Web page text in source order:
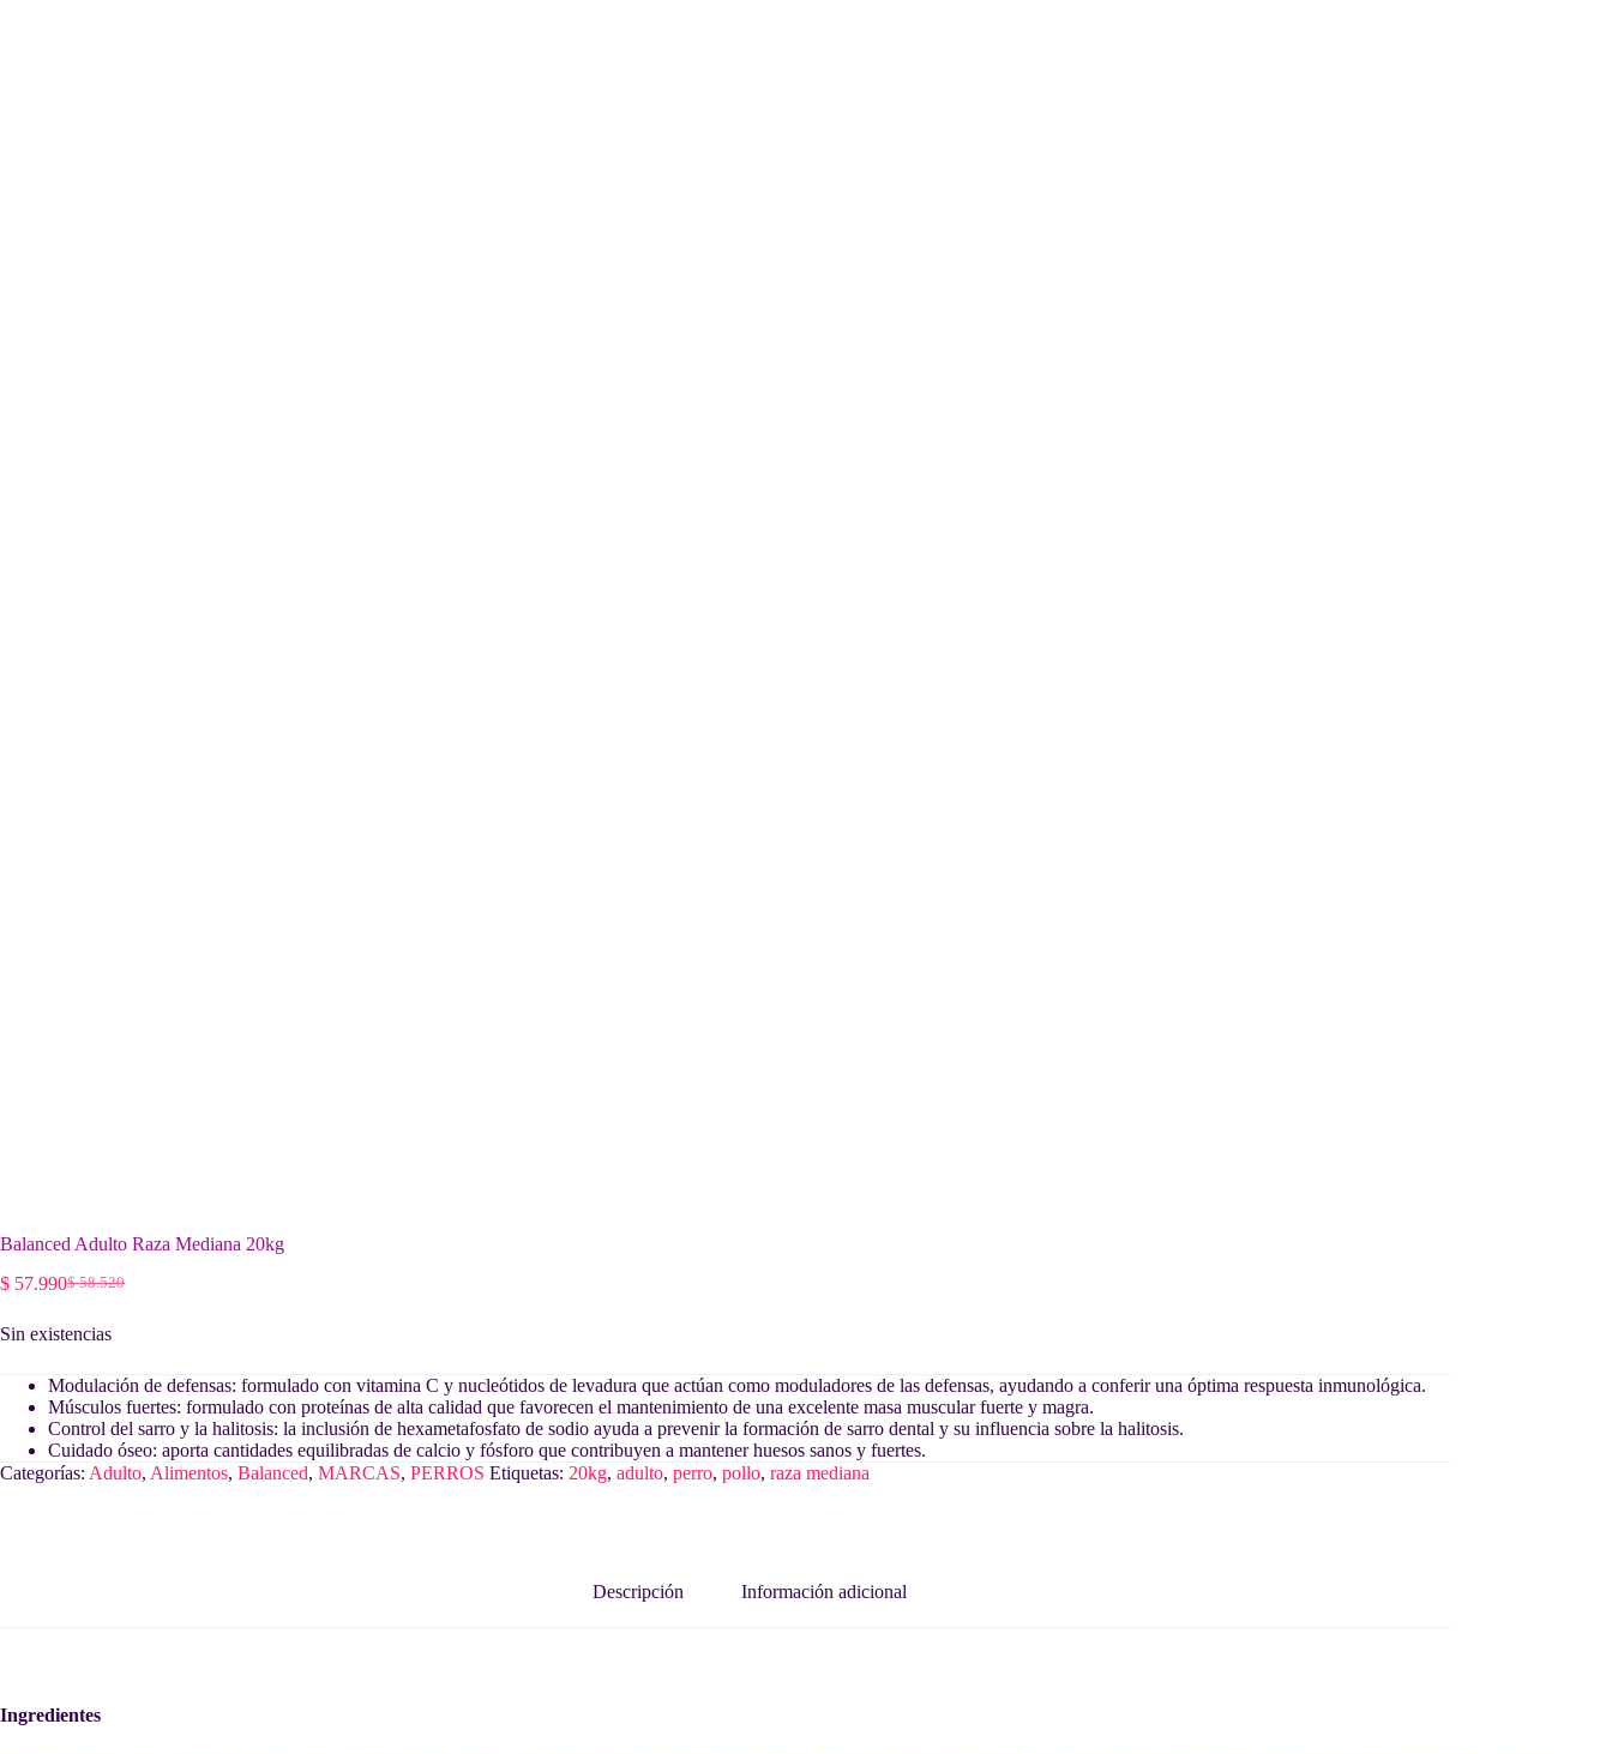
Balanced Adulto Raza Mediana 20kg
$58.520
El
original
$ 58.520.
$ 57.990El
actual
$ 57.990.
Sin existencias
Modulación de defensas: formulado con vitamina C y nucleótidos de levadura que actúan como moduladores de las defensas, ayudando a conferir una óptima respuesta inmunológica.
Músculos fuertes: formulado con proteínas de alta calidad que favorecen el mantenimiento de una excelente masa muscular fuerte y magra.
Control del sarro y la halitosis: la inclusión de hexametafosfato de sodio ayuda a prevenir la formación de sarro dental y su influencia sobre la halitosis.
Cuidado óseo: aporta cantidades equilibradas de calcio y fósforo que contribuyen a mantener huesos sanos y fuertes.
Categorías: Adulto, Alimentos, Balanced, MARCAS, PERROS Etiquetas: 20kg, adulto, perro, pollo, raza mediana
Descripción Información adicional
Ingredientes